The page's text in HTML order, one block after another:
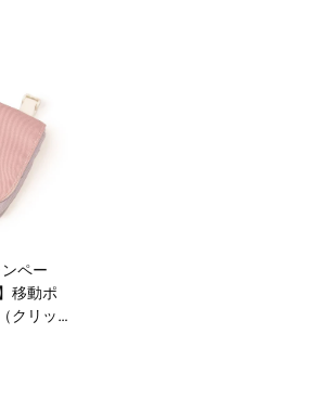
ンペー
移動ポ
クリッ
すみロ